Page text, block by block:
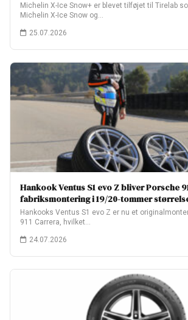
Michelin X-Ice Snow+ er blevet tilføjet til Tirelab
Michelin X-Ice Snow og…
25.07.2026
Hankook Ventus S1 evo Z bliver Porsche
fabriksmontering i 19/20-tommer
Hankooks Ventus S1 evo Z er nu et
911 Carrera, hvilket…
24.07.2026